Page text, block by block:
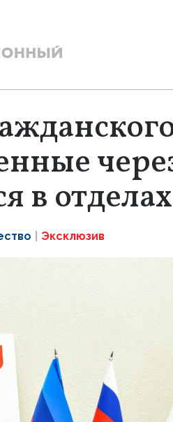
в
Эксклюзив